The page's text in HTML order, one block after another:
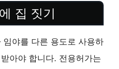
집 짓기
임야를 다른 용도로 사용하
아야 합니다. 전용허가는